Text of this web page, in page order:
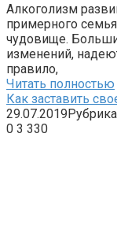
Алкоголизм
примерного
чудовище.
изменений,
правило,
Читать полностью
Как заставить
29.07.2019
0 3 330